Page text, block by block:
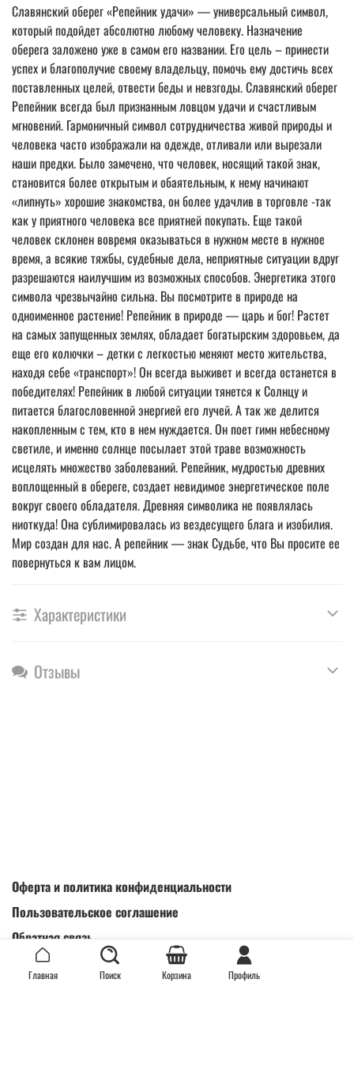
Славянский оберег «Репейник удачи» ― универсальный символ,
который подойдет абсолютно любому человеку. Назначение
оберега заложено уже в самом его названии. Его цель – принести
успех и благополучие своему владельцу, помочь ему достичь всех
поставленных целей, отвести беды и невзгоды. Славянский оберег
Репейник всегда был признанным ловцом удачи и счастливым
мгновений. Гармоничный символ сотрудничества живой природы и
человека часто изображали на одежде, отливали или вырезали
наши предки. Было замечено, что человек, носящий такой знак,
становится более открытым и обаятельным, к нему начинают
«липнуть» хорошие знакомства, он более удачлив в торговле -так
как у приятного человека все приятней покупать. Еще такой
человек склонен вовремя оказываться в нужном месте в нужное
время, а всякие тяжбы, судебные дела, неприятные ситуации вдруг
разрешаются наилучшим из возможных способов. Энергетика этого
символа чрезвычайно сильна. Вы посмотрите в природе на
одноименное растение! Репейник в природе ― царь и бог! Растет
на самых запущенных землях, обладает богатырским здоровьем, да
еще его колючки – детки с легкостью меняют место жительства,
находя себе «транспорт»! Он всегда выживет и всегда останется в
победителях! Репейник в любой ситуации тянется к Солнцу и
питается благословенной энергией его лучей. А так же делится
накопленным с тем, кто в нем нуждается. Он поет гимн небесному
светиле, и именно солнце посылает этой траве возможность
исцелять множество заболеваний. Репейник, мудростью древних
воплощенный в обереге, создает невидимое энергетическое поле
вокруг своего обладателя. Древняя символика не появлялась
ниоткуда! Она сублимировалась из вездесущего блага и изобилия.
Мир создан для нас. А репейник ― знак Судьбе, что Вы просите ее
повернуться к вам лицом.
Характеристики
Отзывы
Оферта и политика конфиденциальности
Пользовательское соглашение
Обратная связь
Интернет-магазин создан на inSales
Главная Поиск Корзина Профиль